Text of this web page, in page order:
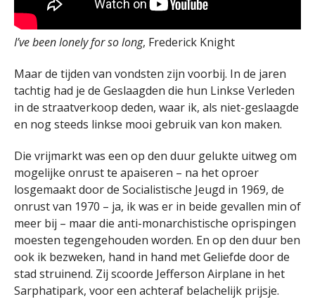
I’ve been lonely for so long, Frederick Knight
Maar de tijden van vondsten zijn voorbij. In de jaren
tachtig had je de Geslaagden die hun Linkse Verleden
in de straatverkoop deden, waar ik, als niet-geslaagde
en nog steeds linkse mooi gebruik van kon maken.
Die vrijmarkt was een op den duur gelukte uitweg om
mogelijke onrust te apaiseren – na het oproer
losgemaakt door de Socialistische Jeugd in 1969, de
onrust van 1970 – ja, ik was er in beide gevallen min of
meer bij – maar die anti-monarchistische oprispingen
moesten tegengehouden worden. En op den duur ben
ook ik bezweken, hand in hand met Geliefde door de
stad struinend. Zij scoorde Jefferson Airplane in het
Sarphatipark, voor een achteraf belachelijk prijsje.